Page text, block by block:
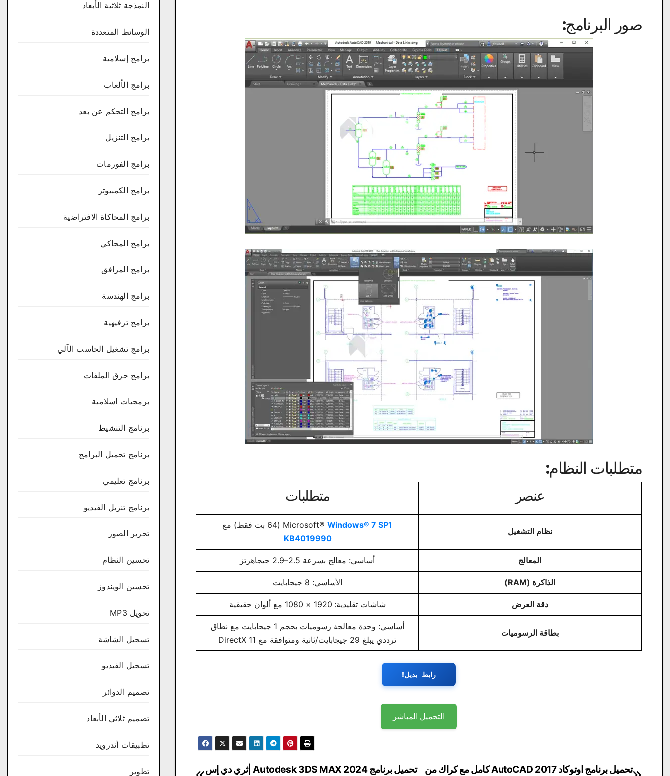
صور البرنامج:
متطلبات النظام:
عنصر متطلبات
نظام التشغيل
Microsoft® Windows® 7 SP1
(64 بت فقط) مع
KB4019990
المعالج أساسي: معالج بسرعة 2.5–2.9 جيجاهرتز
الذاكرة (RAM) الأساسي: 8 جيجابايت
دقة العرض شاشات تقليدية: 1920 × 1080 مع ألوان حقيقية
بطاقة الرسوميات
أساسي: وحدة معالجة رسوميات بحجم 1 جيجابايت مع نطاق
ترددي يبلغ 29 جيجابايت/ثانية ومتوافقة مع DirectX 11
رابط بديل!
التحميل المباشر
تحميل برنامج 2024 Autodesk 3DS MAX |ثري دي إس
تحميل برنامج اوتوكاد 2017 AutoCAD كامل مع كراك من
النمذجة ثلاثية الأبعاد
الوسائط المتعددة
برامج إسلامية
برامج الألعاب
برامج التحكم عن بعد
برامج التنزيل
برامج الفورمات
برامج الكمبيوتر
برامج المحاكاة الافتراضية
برامج المحاكي
برامج المرافق
برامج الهندسة
برامج ترفيهية
برامج تشغيل الحاسب الآلي
برامج حرق الملفات
برمجيات اسلامية
برنامج التنشيط
برنامج تحميل البرامج
برنامج تعليمي
برنامج تنزيل الفيديو
تحرير الصور
تحسين النظام
تحسين الويندوز
تحويل MP3
تسجيل الشاشة
تسجيل الفيديو
تصميم الدوائر
تصميم ثلاثي الأبعاد
تطبيقات أندرويد
تطوير